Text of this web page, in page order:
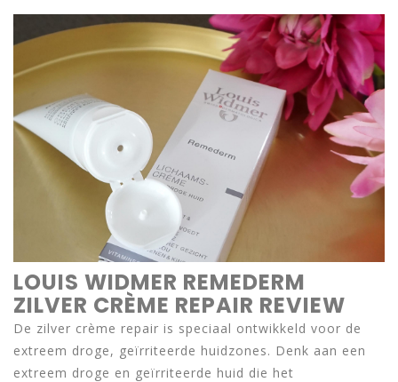
LOUIS WIDMER REMEDERM
ZILVER CRÈME REPAIR REVIEW
De zilver crème repair is speciaal ontwikkeld voor de
extreem droge, geïrriteerde huidzones. Denk aan een
extreem droge en geïrriteerde huid die het